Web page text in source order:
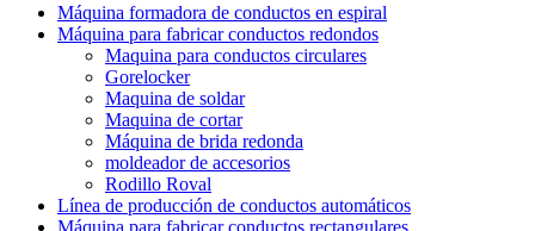
Máquina formadora de conductos en espiral
Máquina para fabricar conductos redondos
Maquina para conductos circulares
Gorelocker
Maquina de soldar
Maquina de cortar
Máquina de brida redonda
moldeador de accesorios
Rodillo Roval
Línea de producción de conductos automáticos
Máquina para fabricar conductos rectangulares